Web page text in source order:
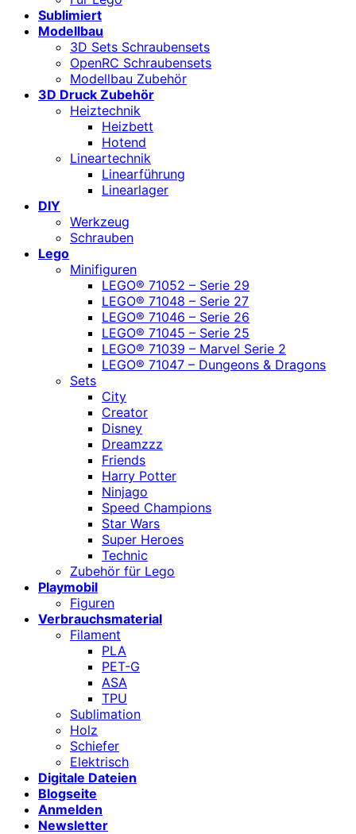
Sublimiert
Modellbau
3D Sets Schraubensets
OpenRC Schraubensets
Modellbau Zubehör
3D Druck Zubehör
Heiztechnik
Heizbett
Hotend
Lineartechnik
Linearführung
Linearlager
DIY
Werkzeug
Schrauben
Lego
Minifiguren
LEGO® 71052 – Serie 29
LEGO® 71048 – Serie 27
LEGO® 71046 – Serie 26
LEGO® 71045 – Serie 25
LEGO® 71039 – Marvel Serie 2
LEGO® 71047 – Dungeons & Dragons
Sets
City
Creator
Disney
Dreamzzz
Friends
Harry Potter
Ninjago
Speed Champions
Star Wars
Super Heroes
Technic
Zubehör für Lego
Playmobil
Figuren
Verbrauchsmaterial
Filament
PLA
PET-G
ASA
TPU
Sublimation
Holz
Schiefer
Elektrisch
Digitale Dateien
Blogseite
Anmelden
Newsletter